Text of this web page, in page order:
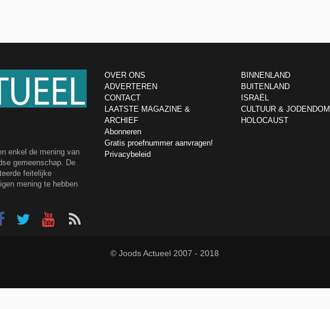
enkel de mening van
gemeenschap. De
feitelijke
mening te hebben
OVER ONS
ADVERTEREN
CONTACT
LAATSTE MAGAZINE &
ARCHIEF
Abonneren
Gratis proefnummer aanvragen!
Privacybeleid
BINNENLAND
BUITENLAND
ISRAËL
CULTUUR & JODENDOM
HOLOCAUST
© Joods Actueel 2007 - 2018